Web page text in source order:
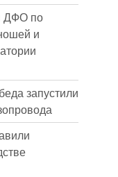
ДФО по
и
запустили